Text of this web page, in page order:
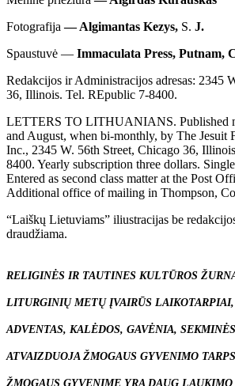
Fotografija— Algimantas Kezys, S. J.
Spaustuvė — Immaculata Press, Putnam,
Redakcijos ir Administracijos adresas: 2345
36, Illinois. Tel. REpublic 7-8400.
LETTERS TO LITHUANIANS. Published
and August, when bi-monthly, by The Jesuit
Inc., 2345 W. 56th Street, Chicago 36,
8400. Yearly subscription three dollars.
Entered as second class matter at the Post
Additional office of mailing in Thompson,
“Laiškų Lietuviams” iliustracijas be
draudžiama.
RELIGINĖS IR TAUTINES KULTŪROS
LITURGINIŲ METŲ ĮVAIRŪS LAIKOTARPIAI,
ADVENTAS, KALĖDOS, GAVĖNIA,
ATVAIZDUOJA ŽMOGAUS GYVENIMO
ŽMOGAUS GYVENIME YRA DAUG